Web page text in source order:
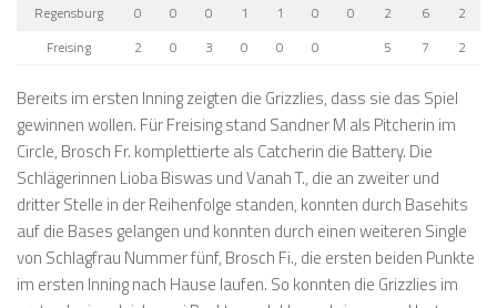
Regensburg
0 0 0 1 1 0 0 2 6
2
Freising
2 0 3 0 0 0 5 7 2
Bereits im ersten Inning zeigten die Grizzlies, dass sie das Spiel
gewinnen wollen. Für Freising stand Sandner M als Pitcherin im
Circle, Brosch Fr. komplettierte als Catcherin die Battery. Die
Schlägerinnen Lioba Biswas und Vanah T., die an zweiter und
dritter Stelle in der Reihenfolge standen, konnten durch Basehits
auf die Bases gelangen und konnten durch einen weiteren Single
von Schlagfrau Nummer fünf, Brosch Fi., die ersten beiden Punkte
im ersten Inning nach Hause laufen. So konnten die Grizzlies im